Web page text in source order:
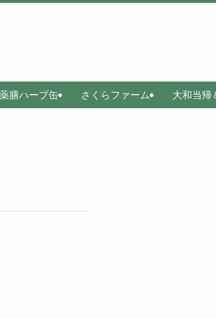
薬膳ハーブ缶 さくらファーム 大和当帰